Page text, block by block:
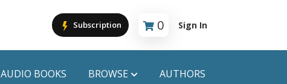
Subscription 0
Cart is empty
Sign In
AUDIO BOOKS BROWSE AUTHORS